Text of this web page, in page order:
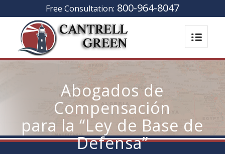
Free Consultation: 800-964-8047
Abogados de
Compensación
para la “Ley de Base de
Defensa”